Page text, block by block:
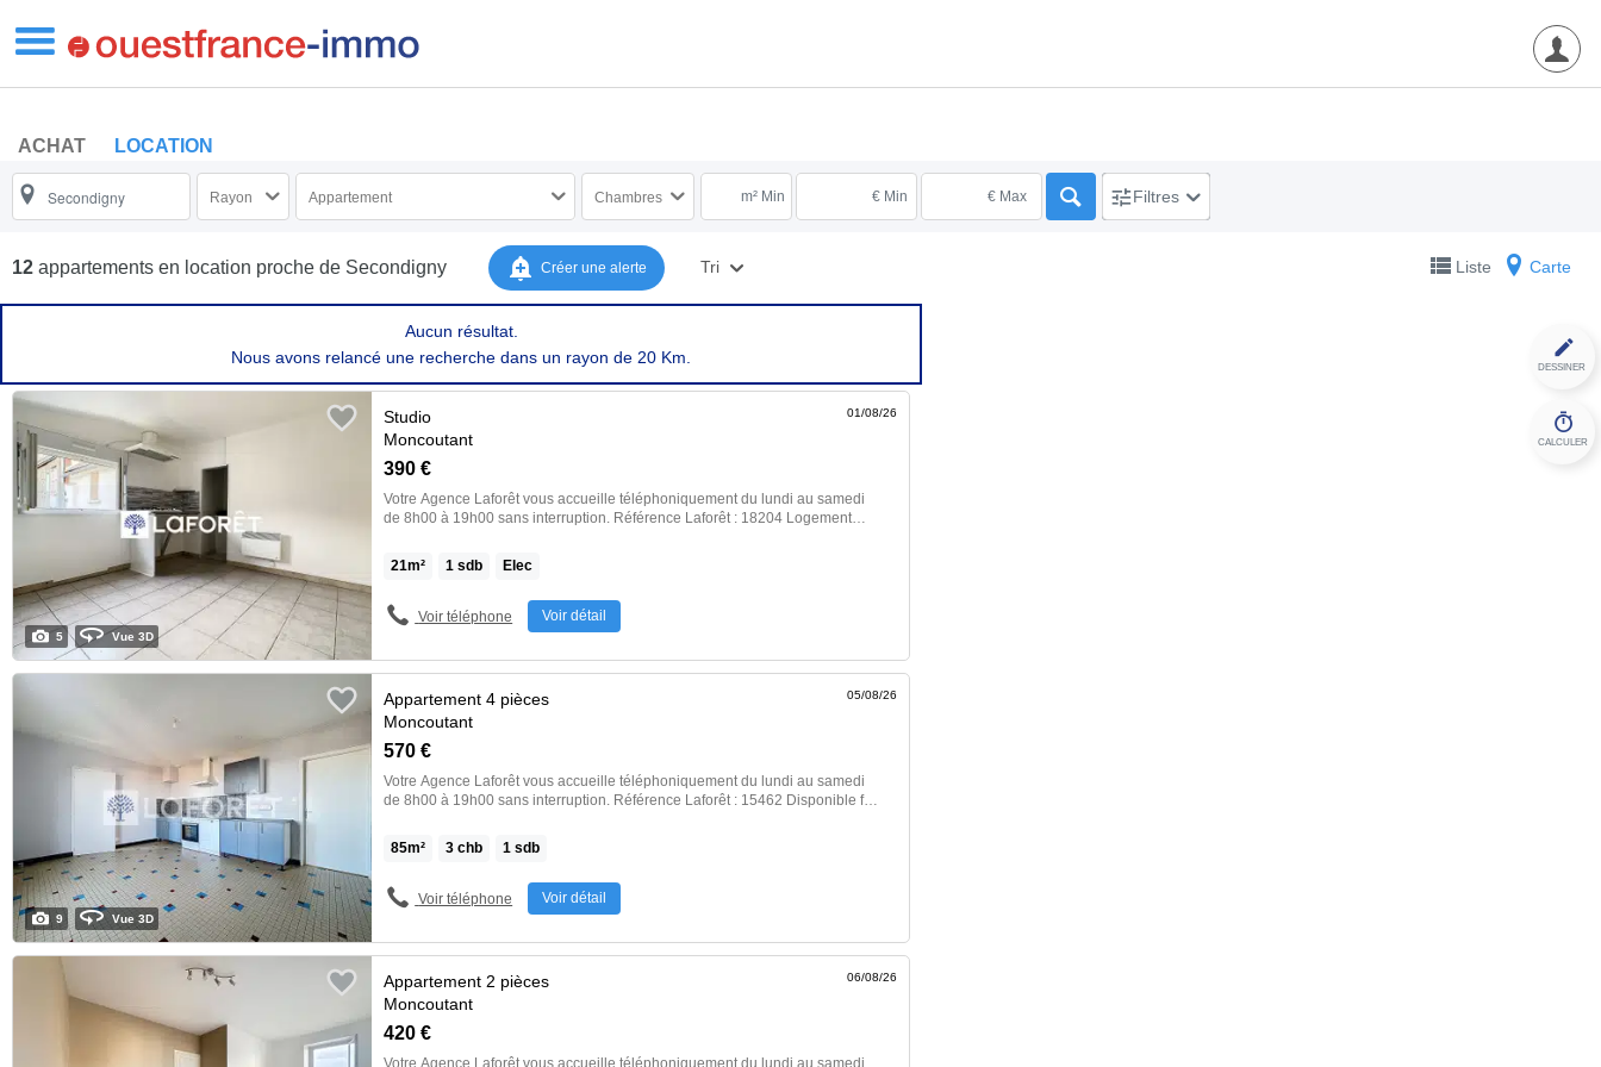
ACHAT LOCATION
Rayon Appartement Chambres m² Min € Min € Max Filtres
Créer une alerte
12 appartements en location proche de Secondigny Tri Liste Carte
DESSINER
CALCULER
Aucun résultat.
Nous avons relancé une recherche dans un rayon de 20 Km.
390 €
Studio
Moncoutant
Votre Agence Laforêt vous accueille téléphoniquement du lundi au samedi
de 8h00 à 19h00 sans interruption. Référence Laforêt : 18204 Logement
comprenant : une pièce de vie avec coin cuisine aménagée et équipée
(plaque de cuisson gaz), une salle d'eau avec wc. Chauffage, eau, et
Place de parking à proximité, et une terrasse. Contact : Laforêt Nord Deux-
Sèvres, Agence de Moncoutant […] Voir l’annonce immobilière >>
21m² 1 sdb Elec
01/08/26
Voir téléphone Voir détail
5 Vue 3D
570 €
Appartement 4 pièces
Moncoutant
Votre Agence Laforêt vous accueille téléphoniquement du lundi au samedi
de 8h00 à 19h00 sans interruption. Référence Laforêt : 15462 Disponible fin
pièce à vivre, une cuisine aménagée et équipée (hotte, four, plaque de
cuisson et lave-vaisselle), trois chambres, un WC indépendant et une salle
Sèvres, Agence de Moncoutant / Alexandra […] Voir l’annonce immobilière
85m² 3 chb 1 sdb
05/08/26
Voir téléphone Voir détail
9 Vue 3D
420 €
Appartement 2 pièces
Moncoutant
06/08/26